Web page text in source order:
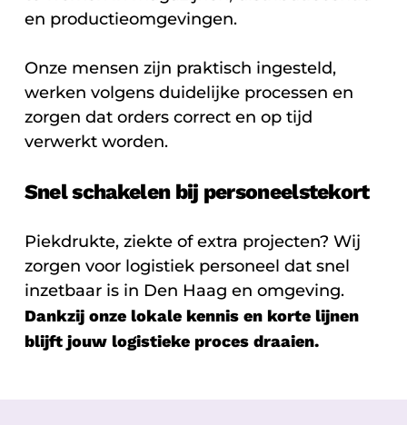
en productieomgevingen.
Onze mensen zijn praktisch ingesteld,
werken volgens duidelijke processen en
zorgen dat orders correct en op tijd
verwerkt worden.
Snel schakelen bij personeelstekort
Piekdrukte, ziekte of extra projecten? Wij
zorgen voor logistiek personeel dat snel
inzetbaar is in Den Haag en omgeving.
Dankzij onze lokale kennis en korte lijnen
blijft jouw logistieke proces draaien.